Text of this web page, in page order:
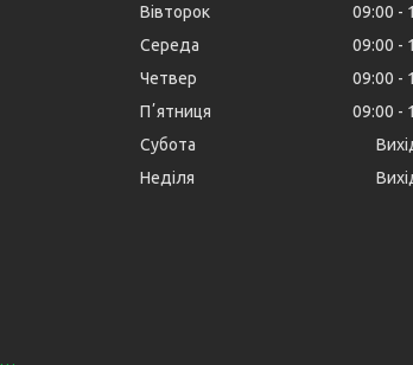
https://www.facebook.com/standardcoffee-108593383949319/
Вівторок
09:00
Середа
09:00
Четвер
09:00
Пʼятниця
09:00
Субота
Неділя